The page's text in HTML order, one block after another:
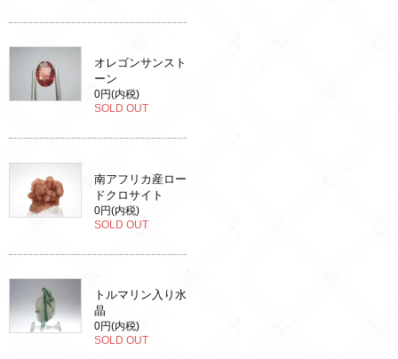
オレゴンサンスト
ーン
0円(内税)
SOLD OUT
南アフリカ産ロー
ドクロサイト
0円(内税)
SOLD OUT
トルマリン入り水
晶
0円(内税)
SOLD OUT